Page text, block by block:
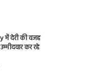
में देरी की वजह
कर रहे